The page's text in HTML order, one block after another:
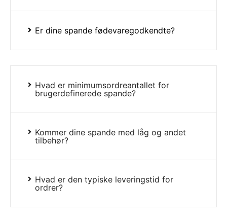
Er dine spande fødevaregodkendte?
Hvad er minimumsordreantallet for
brugerdefinerede spande?
Kommer dine spande med låg og andet
tilbehør?
Hvad er den typiske leveringstid for
ordrer?